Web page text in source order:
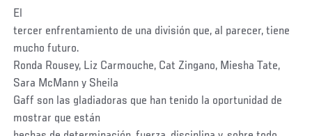
El
tercer enfrentamiento de una división que, al parecer, tiene
mucho futuro.
Ronda Rousey, Liz Carmouche, Cat Zingano, Miesha Tate,
Sara McMann y Sheila
Gaff son las gladiadoras que han tenido la oportunidad de
mostrar que están